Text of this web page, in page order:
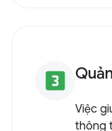
looks_3
Việc
thông